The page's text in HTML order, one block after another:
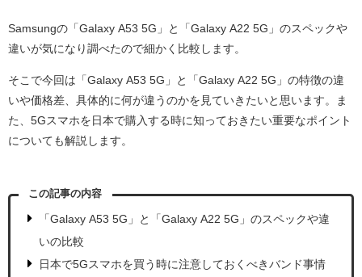
Samsungの「Galaxy A53 5G」と「Galaxy A22 5G」のスペックや
違いが気になり調べたので細かく比較します。
そこで今回は「Galaxy A53 5G」と「Galaxy A22 5G」の特徴の違
いや価格差、具体的に何が違うのかを見ていきたいと思います。ま
た、5Gスマホを日本で購入する時に知っておきたい重要なポイント
についても解説します。
この記事の内容
「Galaxy A53 5G」と「Galaxy A22 5G」のスペックや違
いの比較
日本で5Gスマホを買う時に注意しておくべきバンド事情